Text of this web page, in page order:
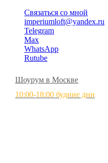
Связаться со мной
imperiumloft@yandex.ru
Telegram
Max
WhatsApp
Rutube
Шоурум в Москве
10:00-18:00 будние дни